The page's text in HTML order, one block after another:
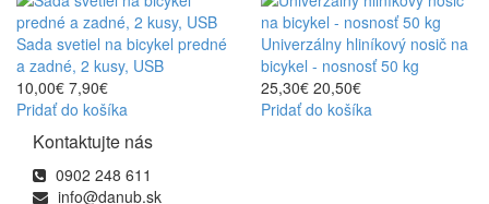
Sada svetiel na bicykel predné
a zadné, 2 kusy, USB
10,00€ 7,90€
Pridať do košíka
Univerzálny hliníkový nosič na
bicykel - nosnosť 50 kg
25,30€ 20,50€
Pridať do košíka
Kontaktujte nás
0902 248 611
info@danub.sk